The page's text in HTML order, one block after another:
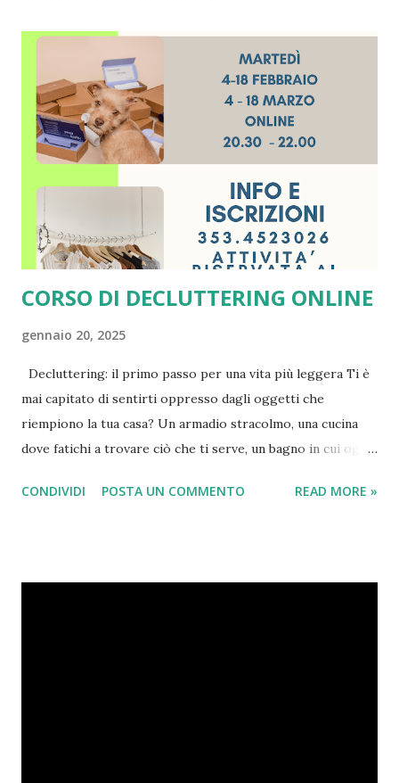
CORSO DI DECLUTTERING ONLINE
gennaio 20, 2025
Decluttering: il primo passo per una vita più leggera Ti è
mai capitato di sentirti oppresso dagli oggetti che
riempiono la tua casa? Un armadio stracolmo, una cucina
dove fatichi a trovare ciò che ti serve, un bagno in cui ogni
solo un problema estetico: è qualcosa che può influire
CONDIVIDI POSTA UN COMMENTO READ MORE »